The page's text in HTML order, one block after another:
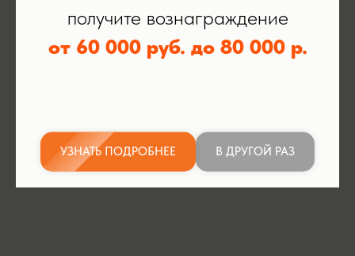
получите вознаграждение
от 60 000 руб. до 80 000 р.
УЗНАТЬ ПОДРОБНЕЕ В ДРУГОЙ РАЗ